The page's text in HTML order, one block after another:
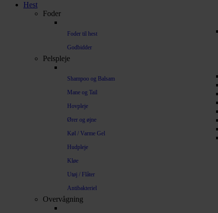
Hest
Foder
Foder til hest
Godbidder
Pelspleje
Shampoo og Balsam
Mane og Tail
Hovpleje
Ører og øjne
Køl / Varme Gel
Hudpleje
Kløe
Utøj / Flåter
Antibakteriel
Overvågning